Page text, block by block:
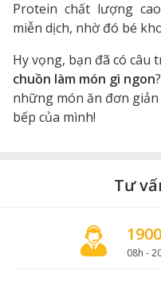
Protein chất lượng
miễn dịch, nhờ đó bé
Hy vọng, bạn đã có câu
chuồn làm món gì ngon
những món ăn đơn
bếp của mình!
Tư
08h -